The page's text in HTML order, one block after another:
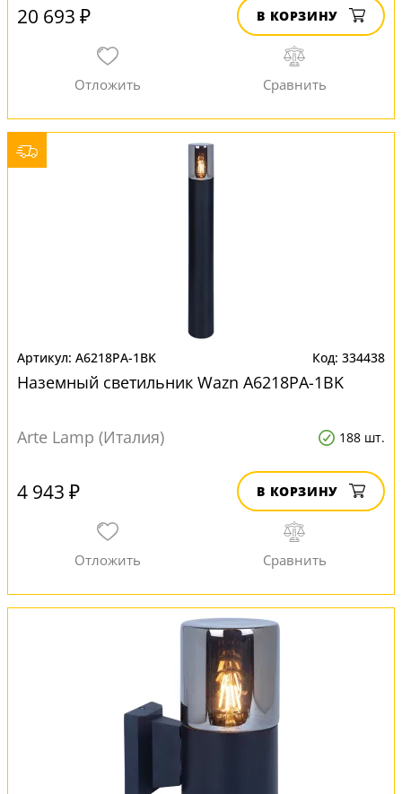
20 693 ₽ В КОРЗИНУ
A6218PA-1BK 334438
Наземный светильник Wazn A6218PA-1BK
Arte Lamp (Италия) 188 шт.
4 943 ₽ В КОРЗИНУ